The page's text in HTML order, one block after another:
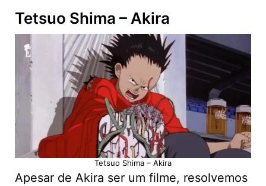
Tetsuo Shima – Akira
Tetsuo Shima – Akira
Apesar de Akira ser um filme, resolvemos